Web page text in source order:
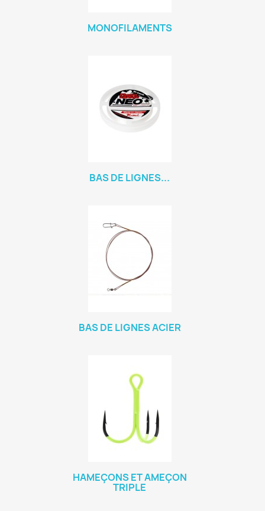
MONOFILAMENTS
BAS DE LIGNES...
BAS DE LIGNES ACIER
HAMEÇONS ET AMEÇON
TRIPLE